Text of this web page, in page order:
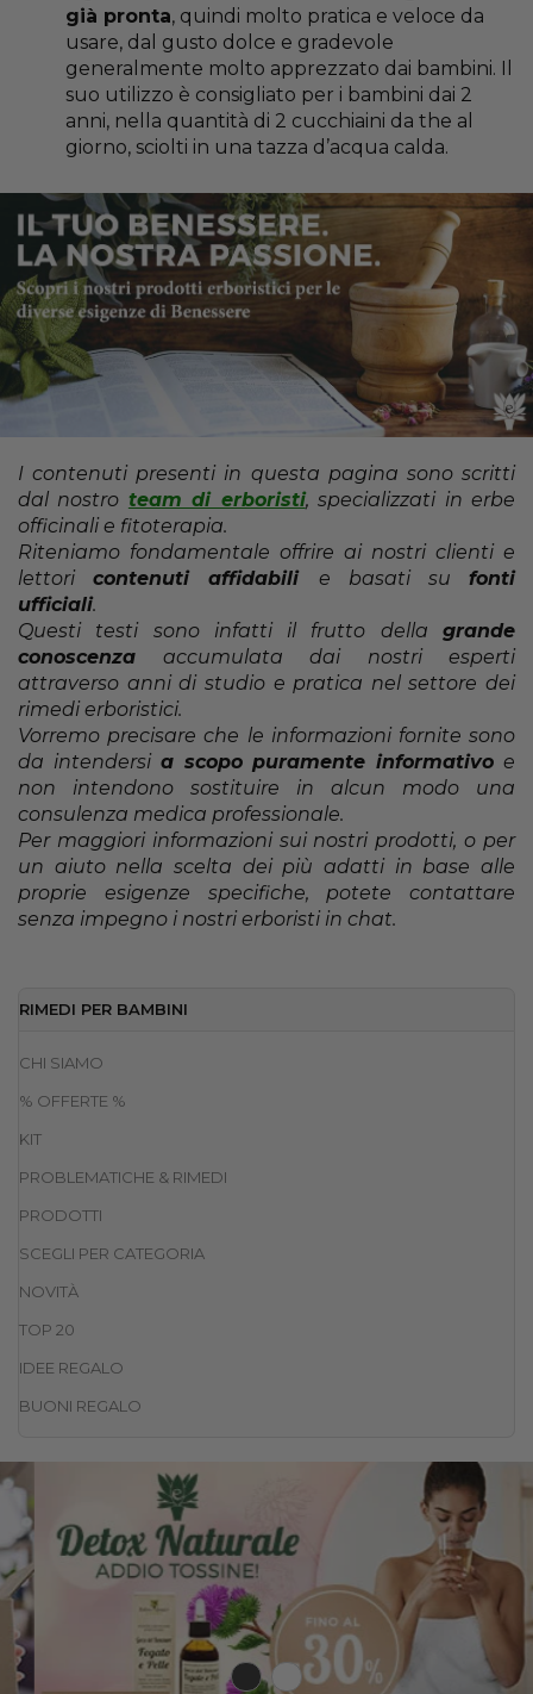
già pronta, quindi molto pratica e veloce da
usare, dal gusto dolce e gradevole
generalmente molto apprezzato dai bambini. Il
suo utilizzo è consigliato per i bambini dai 2
anni, nella quantità di 2 cucchiaini da the al
giorno, sciolti in una tazza d’acqua calda.
I contenuti presenti in questa pagina sono scritti
dal nostro team di erboristi, specializzati in erbe
officinali e fitoterapia.
Riteniamo fondamentale offrire ai nostri clienti e
lettoricontenuti affidabili e basati sufonti
ufficiali.
Questi testi sono infatti il frutto della grande
conoscenza accumulata dai nostri esperti
attraverso anni di studio e pratica nel settore dei
rimedi erboristici.
Vorremo precisare che le informazioni fornite sono
da intendersi a scopo puramente informativo e
non intendono sostituire in alcun modo una
consulenza medica professionale.
Per maggiori informazioni sui nostri prodotti, o per
un aiuto nella scelta dei più adatti in base alle
proprie esigenze specifiche, potete contattare
senza impegno i nostri erboristi in chat.
RIMEDI PER BAMBINI
CHI SIAMO
% OFFERTE %
KIT
PROBLEMATICHE & RIMEDI
PRODOTTI
SCEGLI PER CATEGORIA
NOVITÀ
TOP 20
IDEE REGALO
BUONI REGALO